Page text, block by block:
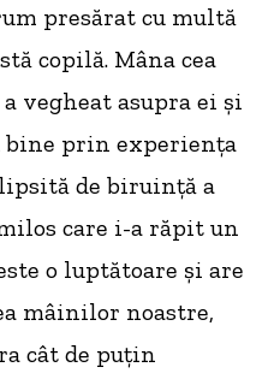
presărat cu multă
copilă. Mâna cea
vegheat asupra ei și
bine prin experiența
de biruință a
care i-a răpit un
o luptătoare și are
mâinilor noastre,
cât de puțin